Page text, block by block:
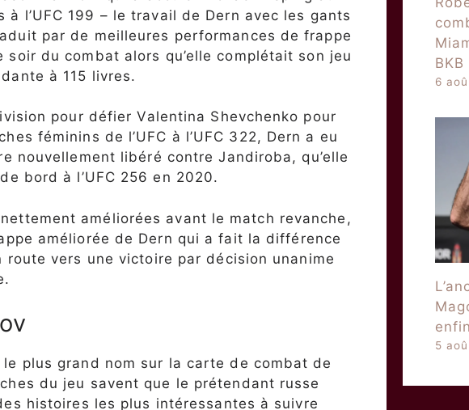
l’UFC 199 – le travail de Dern avec les gants
par de meilleures performances de frappe
du combat alors qu’elle complétait son jeu
à 115 livres.
pour défier Valentina Shevchenko pour
féminins de l’UFC à l’UFC 322, Dern a eu
nouvellement libéré contre Jandiroba, qu’elle
bord à l’UFC 256 en 2020.
améliorées avant le match revanche,
améliorée de Dern qui a fait la différence
route vers une victoire par décision unanime
plus grand nom sur la carte de combat de
du jeu savent que le prétendant russe
histoires les plus intéressantes à suivre
BKB
6
5